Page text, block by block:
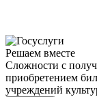
Решаем вместе
Сложности с
приобретением
учреждений